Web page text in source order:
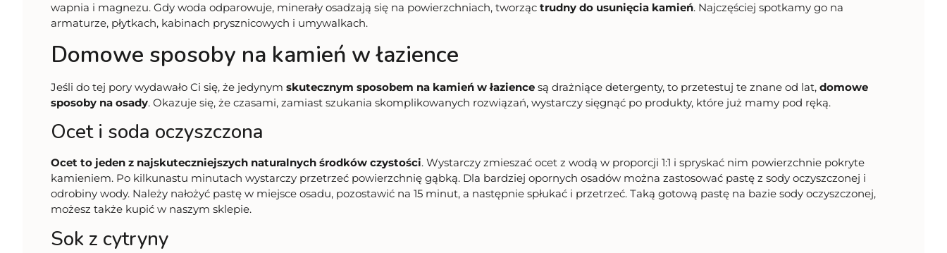
wapnia i magnezu. Gdy woda odparowuje, minerały osadzają się na powierzchniach, tworząc trudny do usunięcia kamień. Najczęściej spotkamy go na
armaturze, płytkach, kabinach prysznicowych i umywalkach.
Domowe sposoby na kamień w łazience
Jeśli do tej pory wydawało Ci się, że jedynym skutecznym sposobem na kamień w łazience są drażniące detergenty, to przetestuj te znane od lat, domowe
sposoby na osady. Okazuje się, że czasami, zamiast szukania skomplikowanych rozwiązań, wystarczy sięgnąć po produkty, które już mamy pod ręką.
Ocet i soda oczyszczona
Ocet to jeden z najskuteczniejszych naturalnych środków czystości. Wystarczy zmieszać ocet z wodą w proporcji 1:1 i spryskać nim powierzchnie pokryte
kamieniem. Po kilkunastu minutach wystarczy przetrzeć powierzchnię gąbką. Dla bardziej opornych osadów można zastosować pastę z sody oczyszczonej i
odrobiny wody. Należy nałożyć pastę w miejsce osadu, pozostawić na 15 minut, a następnie spłukać i przetrzeć. Taką gotową pastę na bazie sody oczyszczonej,
możesz także kupić w naszym sklepie.
Sok z cytryny